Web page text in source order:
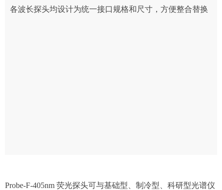
各波长探头均设计为统一接口规格和尺寸，方便整合替换
Probe-F-405nm 荧光探头可与基础型、制冷型、科研型光谱仪